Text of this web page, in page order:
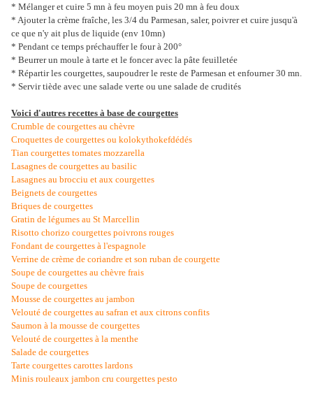
* Mélanger et cuire 5 mn à feu moyen puis 20 mn à feu doux
* Ajouter la crème fraîche, les 3/4 du Parmesan, saler, poivrer et cuire jusqu'à
ce que n'y ait plus de liquide (env 10mn)
* Pendant ce temps préchauffer le four à 200°
* Beurrer un moule à tarte et le foncer avec la pâte feuilletée
* Répartir les courgettes, saupoudrer le reste de Parmesan et enfourner 30 mn.
* Servir tiède avec une salade verte ou une salade de crudités
Voici d'autres recettes à base de courgettes
Crumble de courgettes au chèvre
Croquettes de courgettes ou kolokythokefdédés
Tian courgettes tomates mozzarella
Lasagnes de courgettes au basilic
Lasagnes au brocciu et aux courgettes
Beignets de courgettes
Briques de courgettes
Gratin de légumes au St Marcellin
Risotto chorizo courgettes poivrons rouges
Fondant de courgettes à l'espagnole
Verrine de crème de coriandre et son ruban de courgette
Soupe de courgettes au chèvre frais
Soupe de courgettes
Mousse de courgettes au jambon
Velouté de courgettes au safran et aux citrons confits
Saumon à la mousse de courgettes
Velouté de courgettes à la menthe
Salade de courgettes
Tarte courgettes carottes lardons
Minis rouleaux jambon cru courgettes pesto